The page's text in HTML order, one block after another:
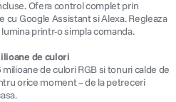
Ofera control complet prin
cu Google Assistant si Alexa. Regleaza
printr-o simpla comanda.
de culori
de culori RGB si tonuri calde de
orice moment – de la petreceri